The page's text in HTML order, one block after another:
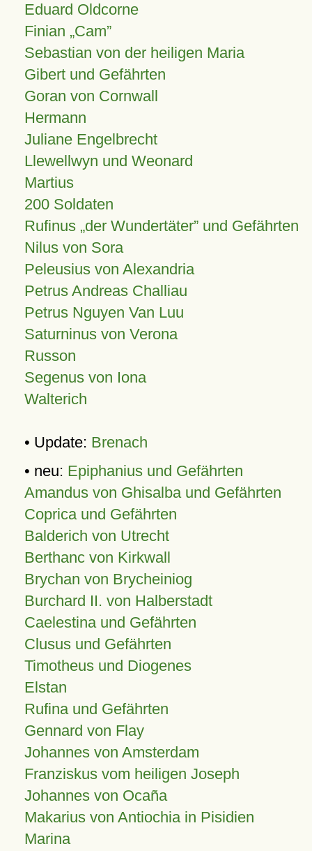
Eduard Oldcorne
Finian Cam
Sebastian von der heiligen Maria
Gibert und Gefährten
Goran von Cornwall
Hermann
Juliane Engelbrecht
Llewellwyn und Weonard
Martius
200 Soldaten
Rufinus „der Wundertäter” und Gefährten
Nilus von Sora
Peleusius von Alexandria
Petrus Andreas Challiau
Petrus Nguyen Van Luu
Saturninus von Verona
Russon
Segenus von Iona
Walterich
• Update: Brenach
• neu: Epiphanius und Gefährten
Amandus von Ghisalba und Gefährten
Coprica und Gefährten
Balderich von Utrecht
Berthanc von Kirkwall
Brychan von Brycheiniog
Burchard II. von Halberstadt
Caelestina und Gefährten
Clusus und Gefährten
Timotheus und Diogenes
Elstan
Rufina und Gefährten
Gennard von Flay
Johannes von Amsterdam
Franziskus vom heiligen Joseph
Johannes von Ocaña
Makarius von Antiochia in Pisidien
Marina